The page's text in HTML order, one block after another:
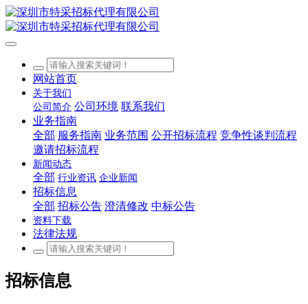
网站首页
关于我们
公司简介 公司环境 联系我们
业务指南
全部 服务指南 业务范围 公开招标流程 竞争性谈判流程
邀请招标流程
新闻动态
全部 行业资讯 企业新闻
招标信息
全部 招标公告 澄清修改 中标公告
资料下载
法律法规
招标信息